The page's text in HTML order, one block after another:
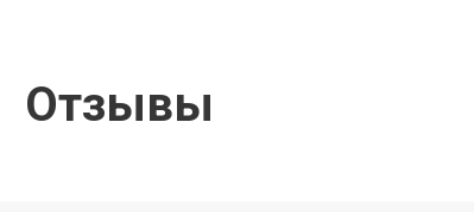
Отзывы